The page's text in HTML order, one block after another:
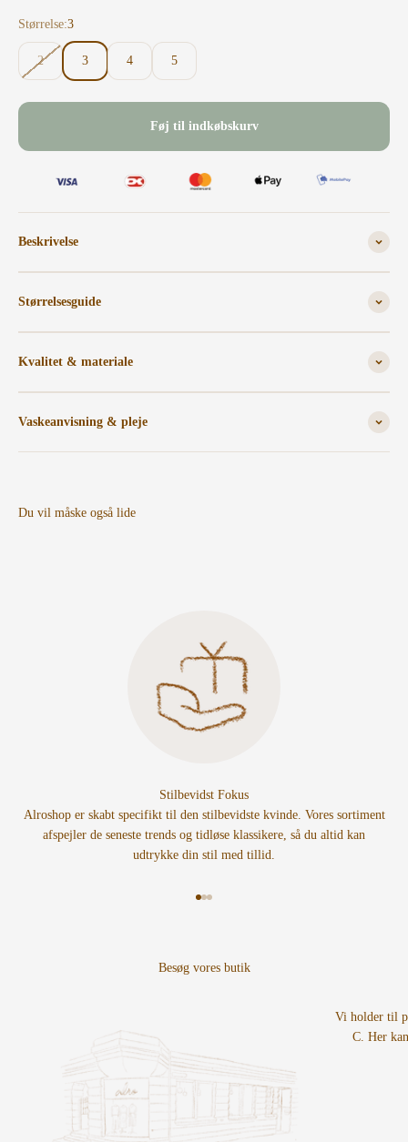
Størrelse:3
2 3 4 5
Føj til indkøbskurv
Beskrivelse
Størrelsesguide
Kvalitet & materiale
Vaskeanvisning & pleje
Stilbevidst Fokus
Alroshop er skabt specifikt til den stilbevidste kvinde. Vores sortiment
afspejler de seneste trends og tidløse klassikere, så du altid kan
udtrykke din stil med tillid.
Vi holder til
C. Her